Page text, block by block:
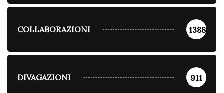
COLLABORAZIONI 1388
DIVAGAZIONI 911